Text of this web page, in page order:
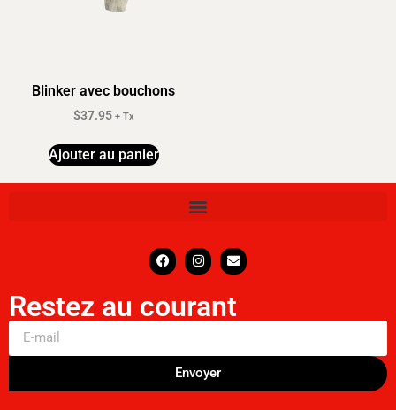
Blinker avec bouchons
$37.95 + Tx
Ajouter au panier
Restez au courant
Envoyer